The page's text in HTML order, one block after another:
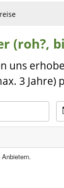
(roh?,
uns
3